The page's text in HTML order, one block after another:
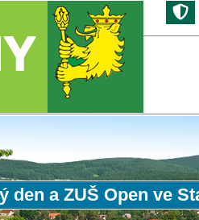
den a ZUŠ Open ve